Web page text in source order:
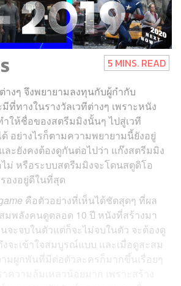
5 MINS. READ
างๆ จึงพยายามลงทุนกับผู้กำกับ
ทางในรางวัลเวทีต่างๆ เพราะหนัง
ำให้ชื่อของสตรีมมิงนั้นๆ ไปสู่เวที
อย่างไรก็ตามความพยายามนี้ยังอยู่
ละยังคงต้องดูกันต่อไปว่า แก๊งสตรีมมิง
ไม่ หรือระบบสตรีมมิงจะโดนสตูดิโอ
องอยู่ดีในที่สุด
คือตัวอย่างที่เห็นได้ชัดสุดๆ ที่ผล
มพลังคนดูตลอด 10 ปี หนังที่สร้างมา
จะจบในตัวแต่ก็จะไม่จบในตัว จะต้องดู
งจะเข้าใจสมบูรณ์แบบ และเมื่อดูสะสม
ามผูกพันที่มีต่อตัวละครก็มากขึ้นเรื่อยๆ